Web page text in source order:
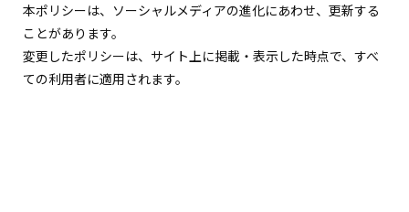
本ポリシーは、ソーシャルメディアの進化にあわせ、更新する
ことがあります。
変更したポリシーは、サイト上に掲載・表示した時点で、すべ
ての利用者に適用されます。